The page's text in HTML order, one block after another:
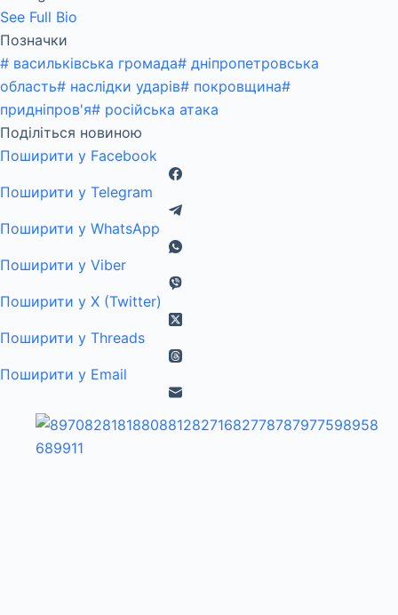
See Full Bio
Позначки
# васильківська громада# дніпропетровська
область# наслідки ударів# покровщина#
придніпров'я# російська атака
Поділіться новиною
Поширити у Facebook
Поширити у Telegram
Поширити у WhatsApp
Поширити у Viber
Поширити у X (Twitter)
Поширити у Threads
Поширити у Email